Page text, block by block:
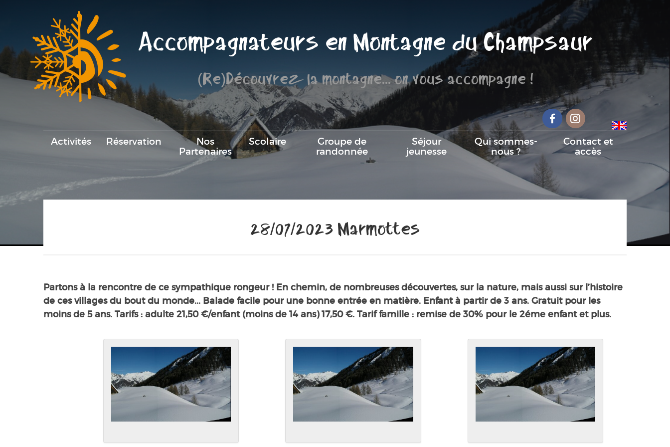
Accompagnateurs en Montagne du Champsaur
(Re)Découvrez la montagne... on vous accompagne !
FacebookInstagram
Activités Réservation
Nos
Partenaires
Scolaire
Groupe de
randonnée
Séjour
jeunesse
Qui sommes-
nous ?
Contact et
accès
28/07/2023 Marmottes
Partons à la rencontre de ce sympathique rongeur ! En chemin, de nombreuses découvertes, sur la nature, mais aussi sur l’histoire
de ces villages du bout du monde... Balade facile pour une bonne entrée en matière. Enfant à partir de 3 ans. Gratuit pour les
moins de 5 ans. Tarifs : adulte 21,50 €/enfant (moins de 14 ans) 17,50 €. Tarif famille : remise de 30% pour le 2éme enfant et plus.